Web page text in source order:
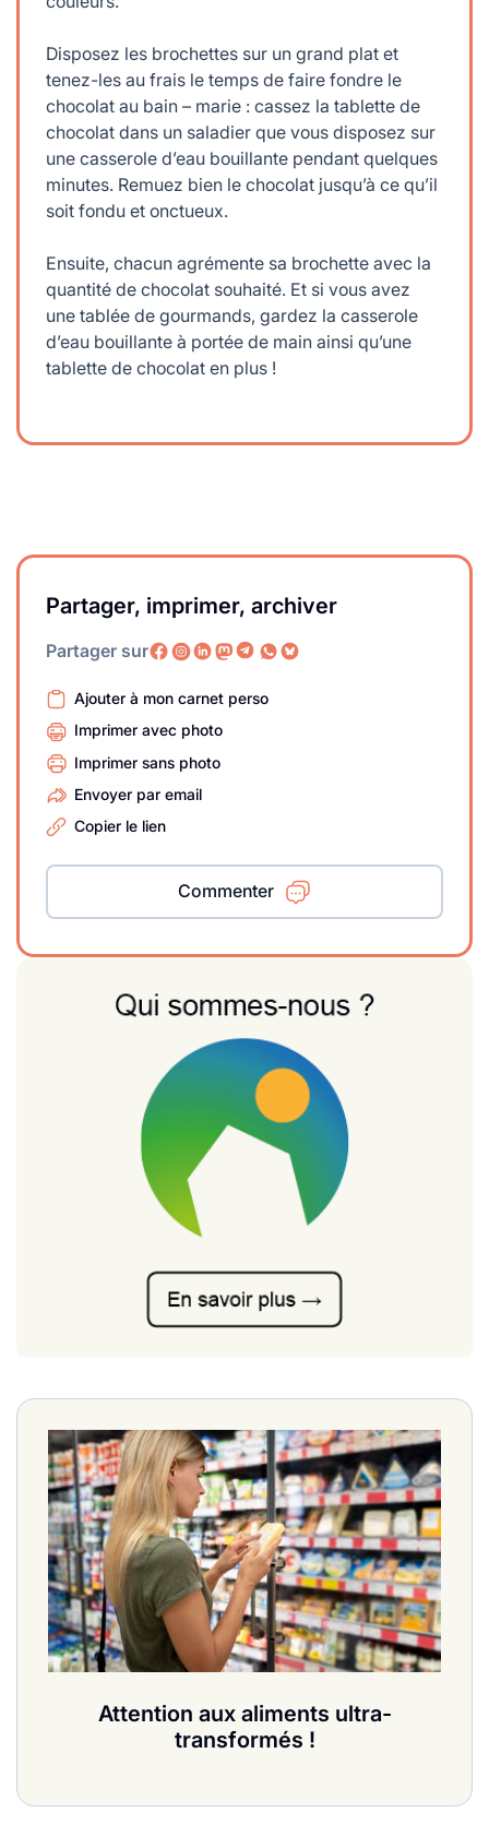
Disposez les brochettes sur un grand plat et
tenez-les au frais le temps de faire fondre le
chocolat au bain – marie : cassez la tablette de
chocolat dans un saladier que vous disposez sur
une casserole d’eau bouillante pendant quelques
minutes. Remuez bien le chocolat jusqu’à ce qu’il
soit fondu et onctueux.
Ensuite, chacun agrémente sa brochette avec la
quantité de chocolat souhaité. Et si vous avez
une tablée de gourmands, gardez la casserole
d’eau bouillante à portée de main ainsi qu’une
tablette de chocolat en plus !
Partager, imprimer, archiver
Partager sur
Ajouter à mon carnet perso
Imprimer avec photo
Imprimer sans photo
Envoyer par email
Copier le lien
Commenter
Attention aux aliments ultra-
transformés !